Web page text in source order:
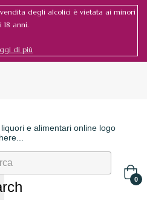
vendita degli alcolici è vietata ai minori
18 anni.
di più
0